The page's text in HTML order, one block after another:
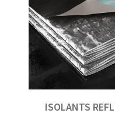
ISOLANTS